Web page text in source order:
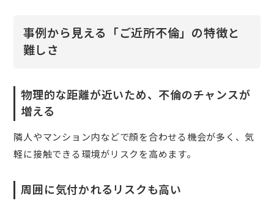
事例から見える「ご近所不倫」の特徴と
難しさ
物理的な距離が近いため、不倫のチャンスが
増える
隣人やマンション内などで顔を合わせる機会が多く、気
軽に接触できる環境がリスクを高めます。
周囲に気付かれるリスクも高い